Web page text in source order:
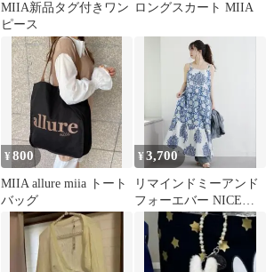
MIIA新品タグ付きワン
ピース
ロングスカート MIIA
¥800
MIIA allure miia トート
バッグ
¥3,700
リマインドミーアンド
フォーエバー NICE
CLAUP キャミワンピー
ス